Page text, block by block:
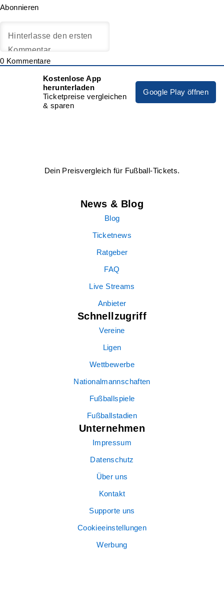
Abonnieren
0 Kommentare
Kostenlose App
herunterladen
Ticketpreise vergleichen
& sparen
Google Play öffnen
Dein Preisvergleich für Fußball-Tickets.
News & Blog
Blog
Ticketnews
Ratgeber
FAQ
Live Streams
Anbieter
Schnellzugriff
Vereine
Ligen
Wettbewerbe
Nationalmannschaften
Fußballspiele
Fußballstadien
Unternehmen
Impressum
Datenschutz
Über uns
Kontakt
Supporte uns
Cookieeinstellungen
Werbung